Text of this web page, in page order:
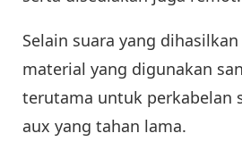
Selain suara yang
material yang digunakan
terutama untuk perkabelan
aux yang tahan lama.